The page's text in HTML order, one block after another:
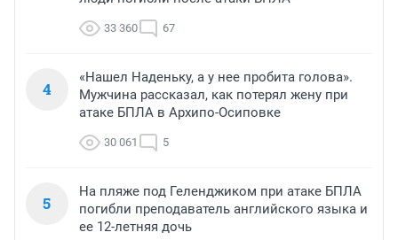
33 360 67
4
«Нашел Наденьку, а у нее пробита голова».
Мужчина рассказал, как потерял жену при
атаке БПЛА в Архипо-Осиповке
30 061 5
5
На пляже под Геленджиком при атаке БПЛА
погибли преподаватель английского языка и
ее 12-летняя дочь